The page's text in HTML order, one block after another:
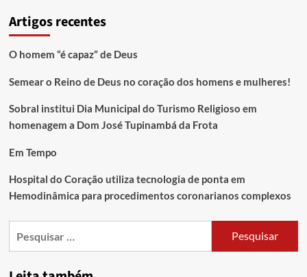
Artigos recentes
O homem “é capaz” de Deus
Semear o Reino de Deus no coração dos homens e mulheres!
Sobral institui Dia Municipal do Turismo Religioso em
homenagem a Dom José Tupinambá da Frota
Em Tempo
Hospital do Coração utiliza tecnologia de ponta em
Hemodinâmica para procedimentos coronarianos complexos